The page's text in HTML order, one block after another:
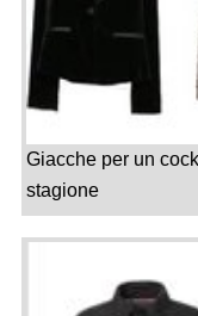
Giacche per un
stagione